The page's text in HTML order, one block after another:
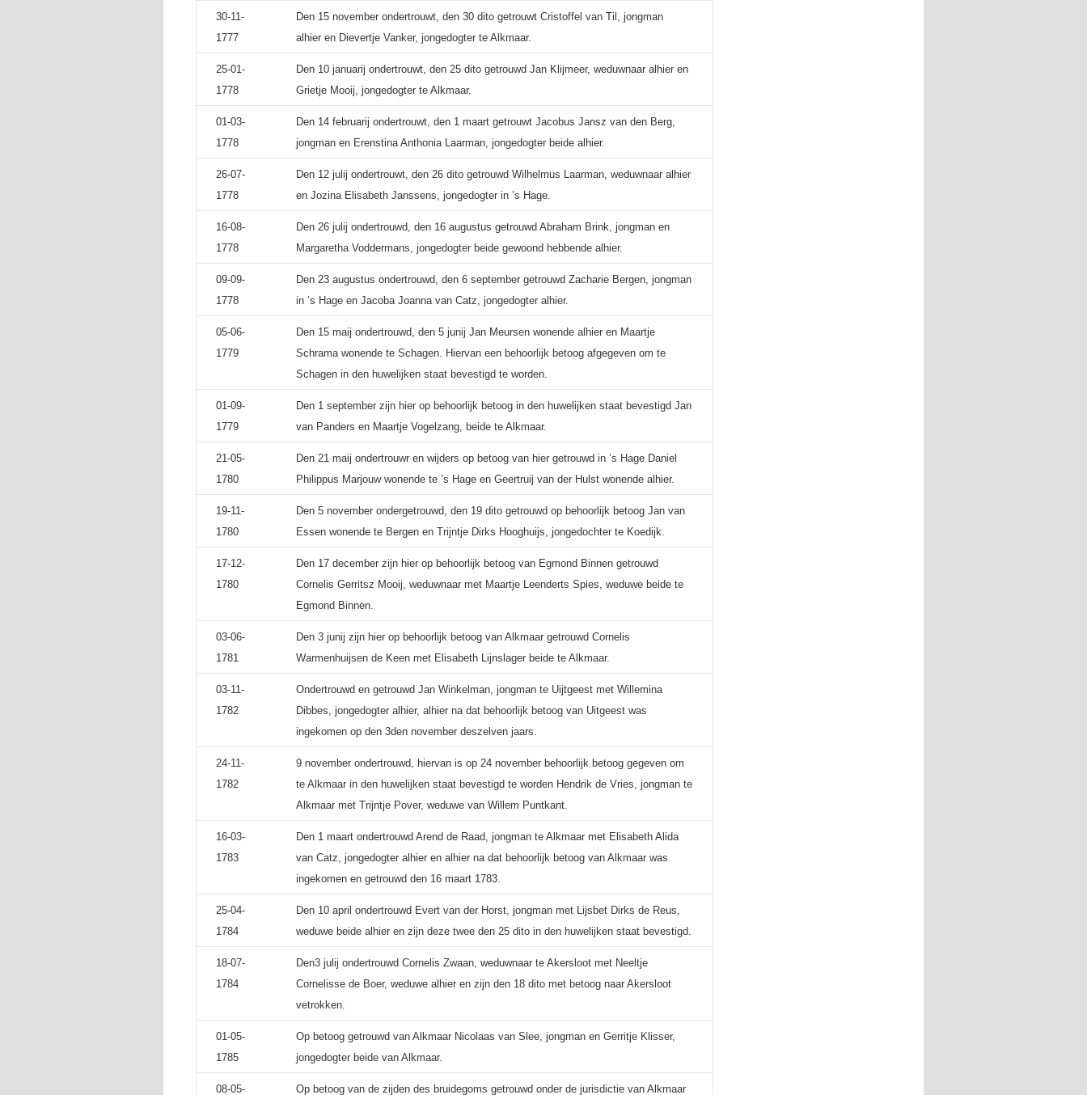
30-11-
1777
Den 15 november ondertrouwt, den 30 dito getrouwt Cristoffel van Til, jongman
alhier en Dievertje Vanker, jongedogter te Alkmaar.
25-01-
1778
Den 10 januarij ondertrouwt, den 25 dito getrouwd Jan Klijmeer, weduwnaar alhier en
Grietje Mooij, jongedogter te Alkmaar.
01-03-
1778
Den 14 februarij ondertrouwt, den 1 maart getrouwt Jacobus Jansz van den Berg,
jongman en Erenstina Anthonia Laarman, jongedogter beide alhier.
26-07-
1778
Den 12 julij ondertrouwt, den 26 dito getrouwd Wilhelmus Laarman, weduwnaar alhier
en Jozina Elisabeth Janssens, jongedogter in ’s Hage.
16-08-
1778
Den 26 julij ondertrouwd, den 16 augustus getrouwd Abraham Brink, jongman en
Margaretha Voddermans, jongedogter beide gewoond hebbende alhier.
09-09-
1778
Den 23 augustus ondertrouwd, den 6 september getrouwd Zacharie Bergen, jongman
in ’s Hage en Jacoba Joanna van Catz, jongedogter alhier.
05-06-
1779
Den 15 maij ondertrouwd, den 5 junij Jan Meursen wonende alhier en Maartje
Schrama wonende te Schagen. Hiervan een behoorlijk betoog afgegeven om te
Schagen in den huwelijken staat bevestigd te worden.
01-09-
1779
Den 1 september zijn hier op behoorlijk betoog in den huwelijken staat bevestigd Jan
van Panders en Maartje Vogelzang, beide te Alkmaar.
21-05-
1780
Den 21 maij ondertrouwr en wijders op betoog van hier getrouwd in ’s Hage Daniel
Philippus Marjouw wonende te ’s Hage en Geertruij van der Hulst wonende alhier.
19-11-
1780
Den 5 november ondergetrouwd, den 19 dito getrouwd op behoorlijk betoog Jan van
Essen wonende te Bergen en Trijntje Dirks Hooghuijs, jongedochter te Koedijk.
17-12-
1780
Den 17 december zijn hier op behoorlijk betoog van Egmond Binnen getrouwd
Cornelis Gerritsz Mooij, weduwnaar met Maartje Leenderts Spies, weduwe beide te
Egmond Binnen.
03-06-
1781
Den 3 junij zijn hier op behoorlijk betoog van Alkmaar getrouwd Cornelis
Warmenhuijsen de Keen met Elisabeth Lijnslager beide te Alkmaar.
03-11-
1782
Ondertrouwd en getrouwd Jan Winkelman, jongman te Uijtgeest met Willemina
Dibbes, jongedogter alhier, alhier na dat behoorlijk betoog van Uitgeest was
ingekomen op den 3den november deszelven jaars.
24-11-
1782
9 november ondertrouwd, hiervan is op 24 november behoorlijk betoog gegeven om
te Alkmaar in den huwelijken staat bevestigd te worden Hendrik de Vries, jongman te
Alkmaar met Trijntje Pover, weduwe van Willem Puntkant.
16-03-
1783
Den 1 maart ondertrouwd Arend de Raad, jongman te Alkmaar met Elisabeth Alida
van Catz, jongedogter alhier en alhier na dat behoorlijk betoog van Alkmaar was
ingekomen en getrouwd den 16 maart 1783.
25-04-
1784
Den 10 april ondertrouwd Evert van der Horst, jongman met Lijsbet Dirks de Reus,
weduwe beide alhier en zijn deze twee den 25 dito in den huwelijken staat bevestigd.
18-07-
1784
Den3 julij ondertrouwd Cornelis Zwaan, weduwnaar te Akersloot met Neeltje
Cornelisse de Boer, weduwe alhier en zijn den 18 dito met betoog naar Akersloot
vetrokken.
01-05-
1785
Op betoog getrouwd van Alkmaar Nicolaas van Slee, jongman en Gerritje Klisser,
jongedogter beide van Alkmaar.
08-05- Op betoog van de zijden des bruidegoms getrouwd onder de jurisdictie van Alkmaar